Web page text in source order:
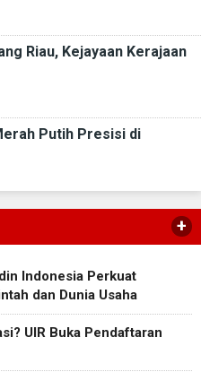
Riau, Kejayaan Kerajaan
Putih Presisi di
+
Indonesia Perkuat
dan Dunia Usaha
UIR Buka Pendaftaran